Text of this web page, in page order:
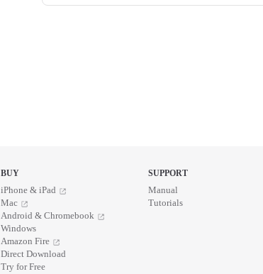
BUY
iPhone & iPad
Mac
Android & Chromebook
Windows
Amazon Fire
Direct Download
Try for Free
SUPPORT
Manual
Tutorials